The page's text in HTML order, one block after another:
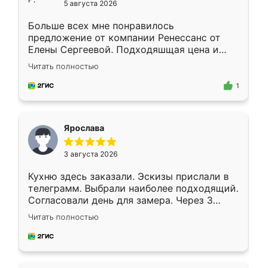
5 августа 2026
Больше всех мне понравилось
предложение от компании Ренессанс от
Елены Сергеевой. Подходяшщая цена и
короткие сроки изготовления. Приехавший
для замера сотрудник Владислав
предложил по моему эскизу самый
Читать полностью
1
Ярослава
3 августа 2026
Кухню здесь заказали. Эскизы прислали в
телеграмм. Выбрали наиболее подходящий.
Согласовали день для замера. Через 3
недели кухня была уже готова. Остались
довольны работой. Спасибо Ренессанс
мебель за качественную работу!
Читать полностью